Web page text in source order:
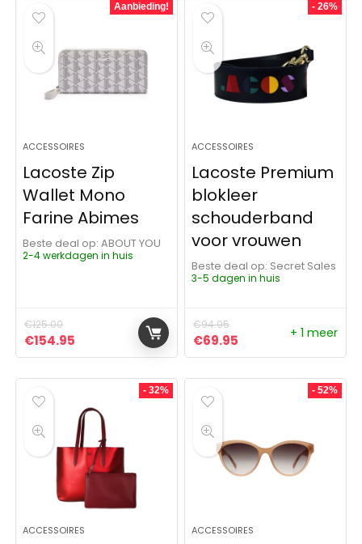
Aanbieding!
ACCESSOIRES
Lacoste Zip
Wallet Mono
Farine Abimes
Beste deal op:
ABOUT YOU
2-4 werkdagen in huis
€125.00
Oorspronkelijke prijs was: €125.00.
€154.95 Huidige prijs is: €154.95.
- 26%
ACCESSOIRES
Lacoste Premium
blokleer
schouderband
voor vrouwen
Beste deal op:
Secret Sales
3-5 dagen in huis
€94.95
Oorspronkelijke prijs
€69.95 Huidige prijs is:
+ 1 meer
- 32%
ACCESSOIRES
- 52%
ACCESSOIRES